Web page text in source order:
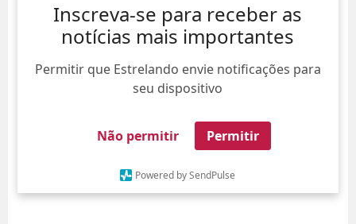
Inscreva-se para receber as
notícias mais importantes
Permitir que Estrelando envie notificações para
seu dispositivo
Não permitir Permitir
Powered by SendPulse